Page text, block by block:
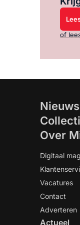
of
Over
Digitaal
Vacatures
Contact
Adverteren
Actueel